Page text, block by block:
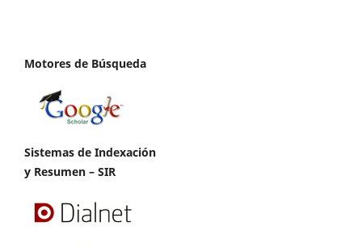
Motores de Búsqueda
Sistemas de Indexación
y Resumen – SIR